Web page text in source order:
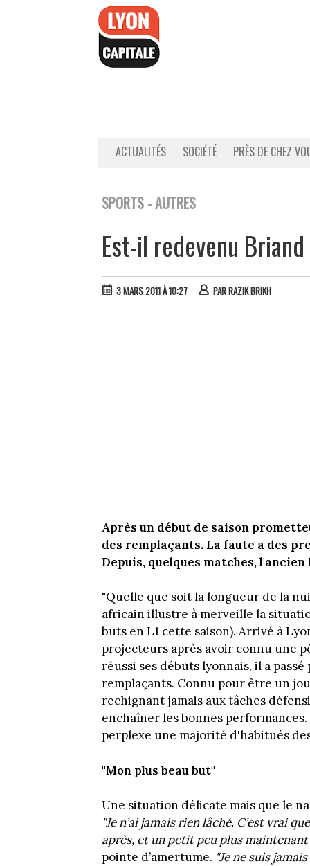
ACTUALITÉS SOCIÉTÉ PRÈS DE CHEZ
SPORTS - AUTRES
Est-il redevenu
3 MARS 2011 À 10:27 PARRAZIK BRIKH
Après un début de saison
des remplaçants. La faute a des
Depuis, quelques matches,
"Quelle que soit la longueur de la
africain illustre à merveille la
buts en L1 cette saison). Arrivé à
projecteurs après avoir connu une
réussi ses débuts lyonnais, il a
remplaçants. Connu pour être un
rechignant jamais aux tâches
enchaîner les bonnes
perplexe une majorité d'habitués
"Mon plus beau but"
Une situation délicate mais que le
"Je n’ai jamais rien lâché. C’est vrai
après, et un petit peu plus
pointe d’amertume. "Je ne suis